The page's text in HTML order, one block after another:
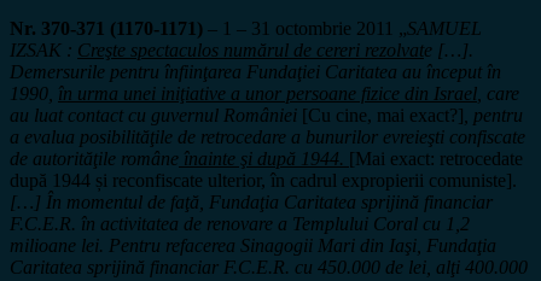
Nr. 370-371 (1170-1171) – 1 – 31 octombrie 2011 „SAMUEL
IZSAK : Creşte spectaculos numărul de cereri rezolvate […].
Demersurile pentru înfiinţarea Fundaţiei Caritatea au început în
1990, în urma unei iniţiative a unor persoane fizice din Israel , care
au luat contact cu guvernul României [Cu cine, mai exact?] , pentru
a evalua posibilităţile de retrocedare a bunurilor evreieşti confiscate
de autorităţile române înainte şi după 1944. [Mai exact: retrocedate
după 1944 și reconfiscate ulterior, în cadrul expropierii comuniste].
[…] În momentul de faţă, Fundaţia Caritatea sprijină financiar
F.C.E.R. în activitatea de renovare a Templului Coral cu 1,2
milioane lei. Pentru refacerea Sinagogii Mari din Iaşi, Fundaţia
Caritatea sprijină financiar F.C.E.R. cu 450.000 de lei, alţi 400.000